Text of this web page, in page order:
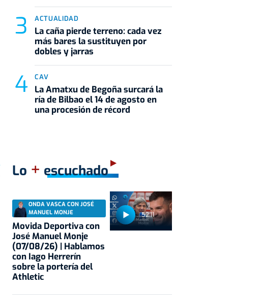
ACTUALIDAD
La caña pierde terreno: cada vez
más bares la sustituyen por
dobles y jarras
CAV
La Amatxu de Begoña surcará la
ría de Bilbao el 14 de agosto en
una procesión de récord
Lo + escuchado
52:11
ONDA VASCA CON JOSÉ
MANUEL MONJE
Movida Deportiva con
José Manuel Monje
(07/08/26) | Hablamos
con Iago Herrerín
sobre la portería del
Athletic